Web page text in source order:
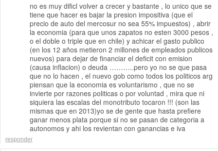
no es muy dificl volver a crecer y bastante , lo unico que se
tiene que hacer es bajar la presion impositiva (que el
precio de auto del mercosur no sea 55% impuestos) , abrir
la economia (para que unos zapatos no esten 3000 pesos ,
o el doble o triple que en chile) y achicar el gasto publico
(en los 12 años metieron 2 millones de empleados publicos
nuevos) para dejar de financiar el deficit con emision
(causa inflacion) o deuda ………..pero yo no se que pasa
que no lo hacen , el nuevo gob como todos los politicos arg
piensan que la economia es voluntarismo , que no se
invierte por razones politicas o por voluntad , mira que ni
siquiera las escalas del monotributo tocaron !!! (son las
mismas que en 2013)yo se de gente que hasta prefiere
ganar menos plata porque si no se pasan de categoria a
autonomos y ahi los revientan con ganancias e iva
responder